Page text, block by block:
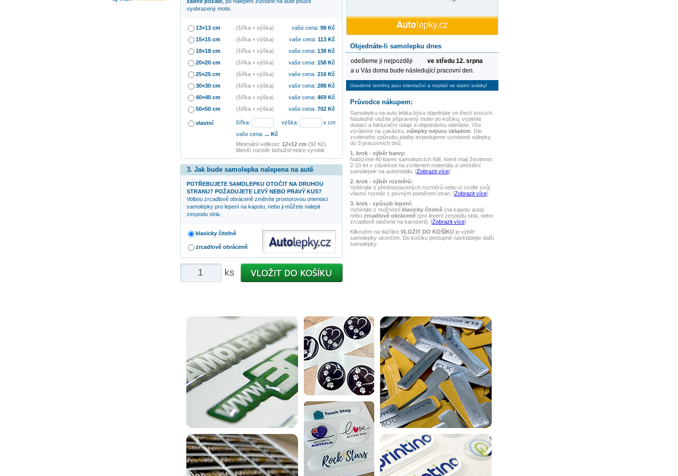
Objednáte-li samolepku dnes
odešleme ji nejpozději
ve středu 12. srpna
a u Vás doma bude následující pracovní den.
Uvedené termíny jsou orientační a neplatí ve statní svátky!
Průvodce nákupem:
Samolepku na auto lebka býkaobjednáte ve třech krocích.
Následně vložíte připravený motiv do košíku, vyplníte
dodací a fakturační údaje a objednávku odešlete. Vše
vyrábíme na zakázku, nálepky nejsou skladem . Dle
zvoleného způsobu platby expedujeme vyrobené nálepky
do 3 pracovních dnů.
1. krok - výběr barvy:
Nabízíme 40 barev samolepících fólií, které mají životnost
2-10 let v závislosti na zvoleném materiálu a umístění
samolepek na automobilu. [Zobrazit více]
2. krok - výběr rozměrů:
Vybírejte z přednastavených rozměrů nebo si zvolte svůj
vlastní rozměr s pevným poměrem stran. [Zobrazit více]
3. krok - způsob lepení:
Vybírejte z možností klasicky čitelně(na kapotu auta)
nebo zrcadlově obráceně(pro lepení zespodu skla, nebo
zrcadlově otočené na karoserii). [Zobrazit více]
Kliknutím na tlačítko VLOŽIT DO KOŠÍKUje výběr
samolepky ukončen. Do košíku postupně naskládejte další
samolepky.
vyobrazený motiv.
13×13 cm (šířka × výška) vaše cena: 98Kč
15×15 cm
(šířka × výška) vaše cena: 113Kč
18×18 cm
(šířka × výška) vaše cena: 138Kč
20×20 cm
(šířka × výška) vaše cena: 158Kč
25×25 cm
(šířka × výška) vaše cena: 216Kč
30×30 cm
(šířka × výška) vaše cena: 288Kč
40×40 cm
(šířka × výška) vaše cena: 469Kč
50×50 cm
(šířka × výška) vaše cena: 702Kč
vlastní šířka: výška:
v cm
vaše cena: ...Kč
Minimální velikost: 12×12 cm (92 Kč)
Menší rozměr bohužel nelze vyrobit.
3. Jak bude samolepka nalepena na autě
POTŘEBUJETE SAMOLEPKU OTOČIT NA DRUHOU
STRANU? POŽADUJETE LEVÝ NEBO PRAVÝ KUS?
Volbou zrcadlově obráceně změníte prostorovou orientaci
samolepky pro lepení na kapotu, nebo ji můžete nalepit
zespodu skla.
klasicky čitelně
zrcadlově obráceně
ks